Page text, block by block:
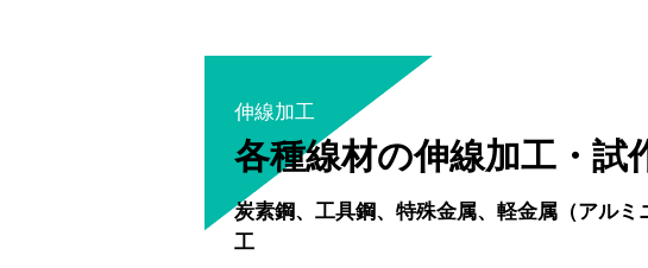
伸線加工
各種線材の伸線加工・試
炭素鋼、工具鋼、特殊金属、軽金属（アル
工